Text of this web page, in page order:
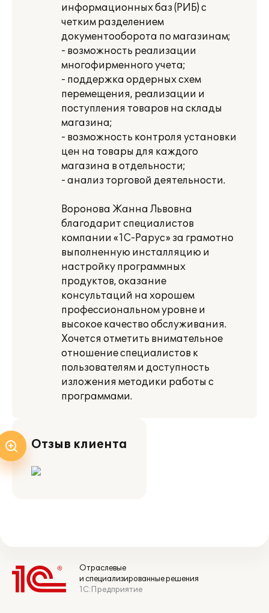
информационных баз (РИБ) с
четким разделением
документооборота по магазинам;
- возможность реализации
многофирменного учета;
- поддержка ордерных схем
перемещения, реализации и
поступления товаров на склады
магазина;
- возможность контроля установки
цен на товары для каждого
магазина в отдельности;
- анализ торговой деятельности.
Воронова Жанна Львовна
благодарит специалистов
компании «1С-Рарус» за грамотно
выполненную инсталляцию и
настройку программных
продуктов, оказание
консультаций на хорошем
профессиональном уровне и
высокое качество обслуживания.
Хочется отметить внимательное
отношение специалистов к
пользователям и доступность
изложения методики работы с
программами.
Отзыв клиента
Отраслевые
и специализированные решения
1С:Предприятие